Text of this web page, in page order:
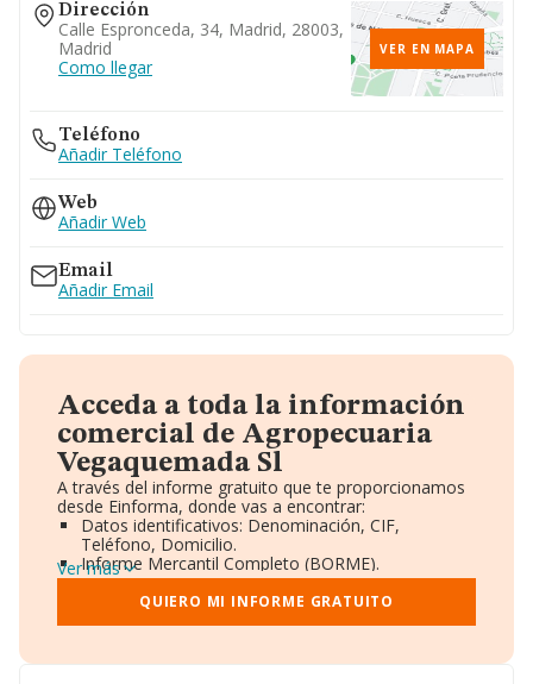
Dirección
Calle Espronceda, 34, Madrid, 28003,
Madrid
Como llegar
VER EN MAPA
Teléfono
Añadir Teléfono
Web
Añadir Web
Email
Añadir Email
Acceda a toda la información
comercial de Agropecuaria
Vegaquemada Sl
A través del informe gratuito que te proporcionamos
desde Einforma, donde vas a encontrar:
Datos identificativos: Denominación, CIF,
Teléfono, Domicilio.
Informe Mercantil Completo (BORME).
Gráficos de Evolución Ventas y Empleados.
Consejo de Administración y Administradores.
Directivos y Ejecutivos.
Ver más
QUIERO MI INFORME GRATUITO